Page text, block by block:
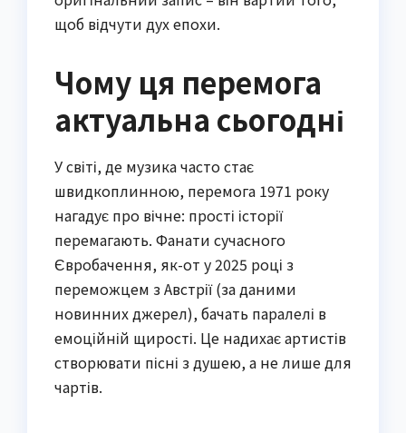
щоб відчути дух епохи.
Чому ця перемога
актуальна сьогодні
У світі, де музика часто стає
швидкоплинною, перемога 1971 року
нагадує про вічне: прості історії
перемагають. Фанати сучасного
Євробачення, як-от у 2025 році з
переможцем з Австрії (за даними
новинних джерел), бачать паралелі в
емоційній щирості. Це надихає артистів
створювати пісні з душею, а не лише для
чартів.